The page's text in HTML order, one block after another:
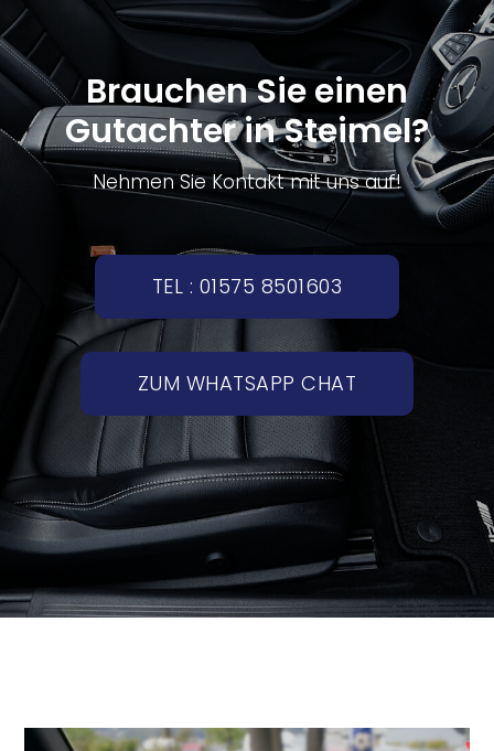
Brauchen Sie einen
Gutachter in Steimel?
Nehmen Sie Kontakt mit uns auf!
TEL : 01575 8501603
ZUM WHATSAPP CHAT